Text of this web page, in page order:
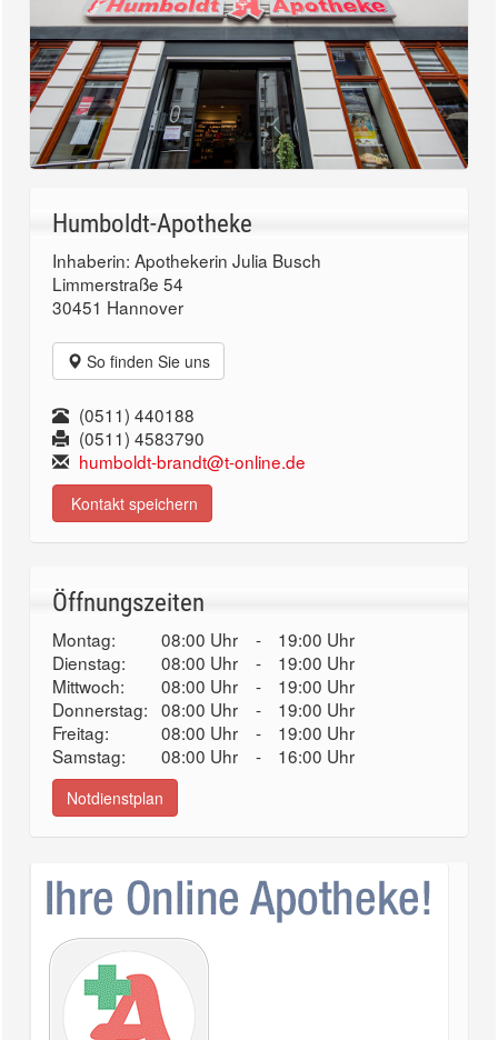
Humboldt-Apotheke
Inhaberin: Apothekerin Julia Busch
Limmerstraße 54
30451 Hannover
So finden Sie uns
(0511) 440188
(0511) 4583790
humboldt-brandt@t-online.de
Kontakt speichern
Öffnungszeiten
Montag: 08:00 Uhr -
19:00 Uhr
Dienstag:
08:00 Uhr -
19:00 Uhr
Mittwoch:
08:00 Uhr -
19:00 Uhr
Donnerstag: 08:00 Uhr -
19:00 Uhr
Freitag:
08:00 Uhr -
19:00 Uhr
Samstag:
08:00 Uhr - 16:00 Uhr
Notdienstplan